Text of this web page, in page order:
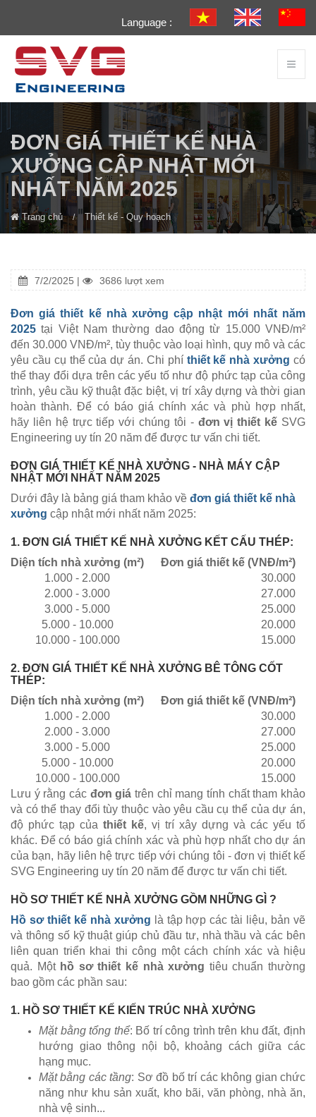
Language :
ĐƠN GIÁ THIẾT KẾ NHÀ
XƯỞNG CẬP NHẬT MỚI
NHẤT NĂM 2025
Trang chủ Thiết kế - Quy hoạch
7/2/2025 | 3686 lượt xem
Đơn giá thiết kế nhà xưởng cập nhật mới nhất năm
2025 tại Việt Nam thường dao động từ 15.000 VNĐ/m²
đến 30.000 VNĐ/m², tùy thuộc vào loại hình, quy mô và các
yêu cầu cụ thể của dự án. Chi phí thiết kế nhà xưởng có
thể thay đổi dựa trên các yếu tố như độ phức tạp của công
trình, yêu cầu kỹ thuật đặc biệt, vị trí xây dựng và thời gian
hoàn thành. Để có báo giá chính xác và phù hợp nhất,
hãy liên hệ trực tiếp với chúng tôi - đơn vị thiết kế SVG
Engineering uy tín 20 năm để được tư vấn chi tiết.
ĐƠN GIÁ THIẾT KẾ NHÀ XƯỞNG - NHÀ MÁY CẬP
NHẬT MỚI NHẤT NĂM 2025
Dưới đây là bảng giá tham khảo về đơn giá thiết kế nhà
xưởng cập nhật mới nhất năm 2025:
1. ĐƠN GIÁ THIẾT KẾ NHÀ XƯỞNG KẾT CẤU THÉP:
Diện tích nhà xưởng (m²) Đơn giá thiết kế (VNĐ/m²)
1.000 - 2.000
30.000
2.000 - 3.000
27.000
3.000 - 5.000
25.000
5.000 - 10.000
20.000
10.000 - 100.000
15.000
2. ĐƠN GIÁ THIẾT KẾ NHÀ XƯỞNG BÊ TÔNG CỐT
THÉP:
Diện tích nhà xưởng (m²) Đơn giá thiết kế (VNĐ/m²)
1.000 - 2.000
30.000
2.000 - 3.000
27.000
3.000 - 5.000
25.000
5.000 - 10.000
20.000
10.000 - 100.000
15.000
Lưu ý rằng các đơn giá trên chỉ mang tính chất tham khảo
và có thể thay đổi tùy thuộc vào yêu cầu cụ thể của dự án,
độ phức tạp của thiết kế, vị trí xây dựng và các yếu tố
khác. Để có báo giá chính xác và phù hợp nhất cho dự án
của bạn, hãy liên hệ trực tiếp với chúng tôi - đơn vị thiết kế
SVG Engineering uy tín 20 năm để được tư vấn chi tiết.
HỒ SƠ THIẾT KẾ NHÀ XƯỞNG GỒM NHỮNG GÌ ?
Hồ sơ thiết kế nhà xưởng là tập hợp các tài liệu, bản vẽ
và thông số kỹ thuật giúp chủ đầu tư, nhà thầu và các bên
liên quan triển khai thi công một cách chính xác và hiệu
quả. Một hồ sơ thiết kế nhà xưởng tiêu chuẩn thường
bao gồm các phần sau:
1. HỒ SƠ THIẾT KẾ KIẾN TRÚC NHÀ XƯỞNG
Mặt bằng tổng thể: Bố trí công trình trên khu đất, định
hướng giao thông nội bộ, khoảng cách giữa các
hạng mục.
Mặt bằng các tầng: Sơ đồ bố trí các không gian chức
năng như khu sản xuất, kho bãi, văn phòng, nhà ăn,
nhà vệ sinh...